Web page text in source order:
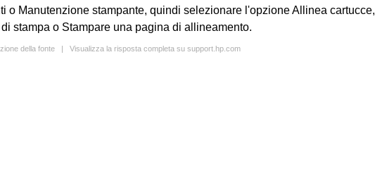
o Manutenzione stampante, quindi selezionare l'opzione Allinea cartucce,
stampa o Stampare una pagina di allineamento.
della fonte | Visualizza la risposta completa su support.hp.com